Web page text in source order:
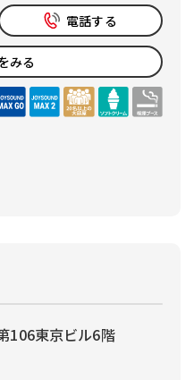
電話する
みる
106東京ビル6階